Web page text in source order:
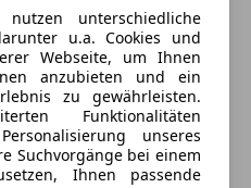
unterschiedliche
u.a. Cookies und
Webseite, um Ihnen
anzubieten und ein
zu gewährleisten.
Funktionalitäten
unseres
Suchvorgänge bei einem
Ihnen passende